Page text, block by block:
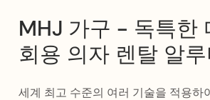
MHJ 가구 - 독특한
회용 의자 렌탈 알
세계 최고 수준의 여러 기술을 적용